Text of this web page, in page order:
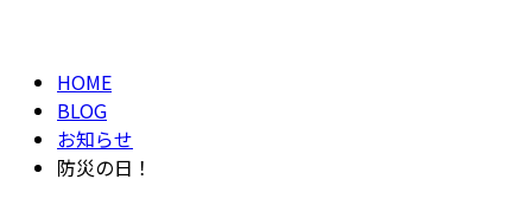
HOME
BLOG
お知らせ
防災の日！